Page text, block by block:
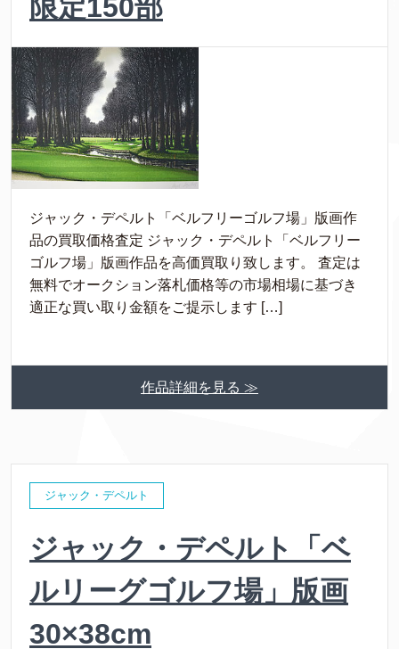
限定150部
ジャック・デペルト「ベルフリーゴルフ場」版画作
品の買取価格査定 ジャック・デペルト「ベルフリー
ゴルフ場」版画作品を高価買取り致します。 査定は
無料でオークション落札価格等の市場相場に基づき
適正な買い取り金額をご提示します […]
作品詳細を見る ≫
ジャック・デペルト
ジャック・デペルト「ベ
ルリーグゴルフ場」版画
30×38cm